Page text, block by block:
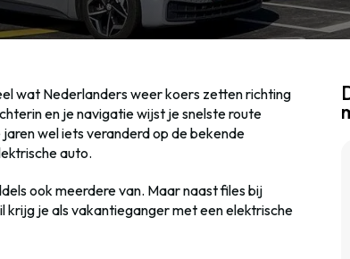
wat Nederlanders weer koers zetten richting
en je navigatie wijst je snelste route
wel iets veranderd op de bekende
auto.
ook meerdere van. Maar naast files bij
krijg je als vakantieganger met een elektrische